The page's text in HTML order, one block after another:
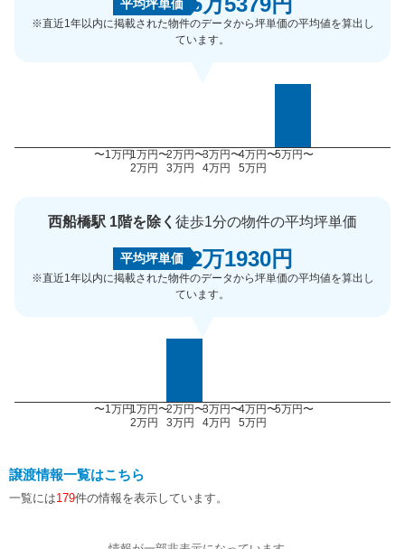
平均坪単価
※直近1年以内に掲載された物件のデータから坪単価の平均値を算出し
ています。
〜1万円1万円〜
2万円
2万円〜
3万円
3万円〜
4万円
4万円〜
5万円
5万円〜
西船橋駅 1階を除く 徒歩1分の物件の平均坪単価
平均坪単価 2万1930円
※直近1年以内に掲載された物件のデータから坪単価の平均値を算出し
ています。
〜1万円1万円〜
2万円
2万円〜
3万円
3万円〜
4万円
4万円〜
5万円
5万円〜
譲渡情報一覧はこちら
一覧には179件の情報を表示しています。